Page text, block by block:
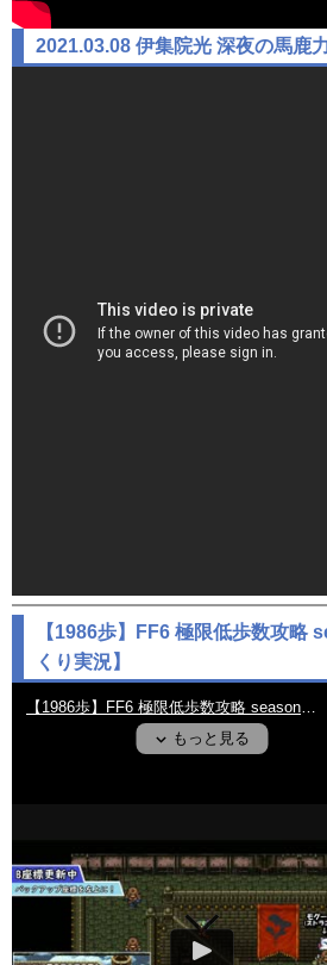
2021.03.08 伊集院光 深夜の馬鹿
【1986歩】FF6 極限低歩数攻略
くり実況】